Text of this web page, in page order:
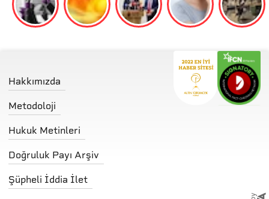
Hakkımızda
Metodoloji
Hukuk Metinleri
Doğruluk Payı Arşiv
Şüpheli İddia İlet